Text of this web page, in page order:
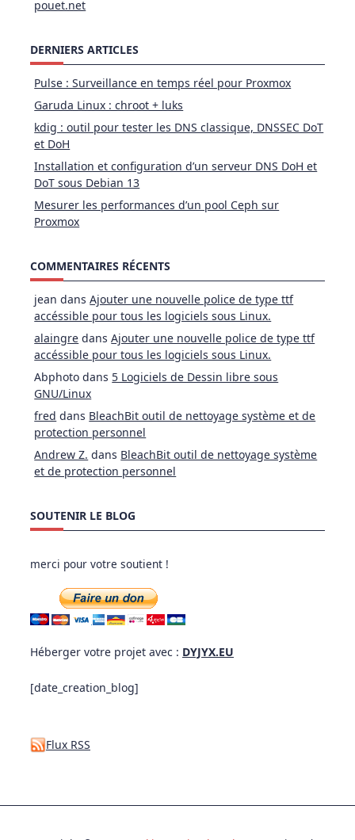
pouet.net
DERNIERS ARTICLES
Pulse : Surveillance en temps réel pour Proxmox
Garuda Linux : chroot + luks
kdig : outil pour tester les DNS classique, DNSSEC DoT
et DoH
Installation et configuration d’un serveur DNS DoH et
DoT sous Debian 13
Mesurer les performances d’un pool Ceph sur
Proxmox
COMMENTAIRES RÉCENTS
jean dansAjouter une nouvelle police de type ttf
accéssible pour tous les logiciels sous Linux.
alaingre dansAjouter une nouvelle police de type ttf
accéssible pour tous les logiciels sous Linux.
Abphoto dans 5 Logiciels de Dessin libre sous
GNU/Linux
fred dans BleachBit outil de nettoyage système et de
protection personnel
Andrew Z. dans BleachBit outil de nettoyage système
et de protection personnel
SOUTENIR LE BLOG
merci pour votre soutient !
Héberger votre projet avec : DYJYX.EU
[date_creation_blog]
Flux RSS